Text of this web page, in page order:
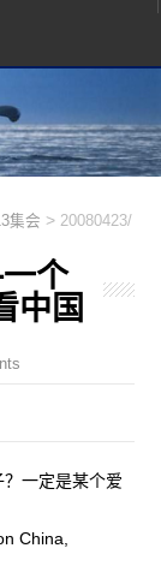
集会 > 20080423/
个
中国
一定是某个爱
China,